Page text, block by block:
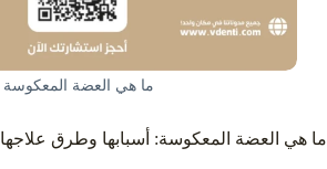
ما هي العضة المعكوسة
ما هي العضة المعكوسة: أسبابها وطرق علاجها